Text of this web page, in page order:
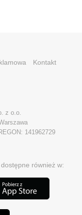
Kontakt
z o.o.
141962729
również w: